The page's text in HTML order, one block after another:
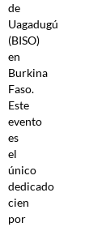
de
Uagadugú
(BISO)
en
Burkina
Faso.
Este
evento
es
el
único
dedicado
cien
por